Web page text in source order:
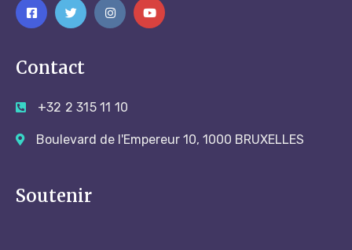
Contact
+32 2 315 11 10
Boulevard de l'Empereur 10, 1000 BRUXELLES
Soutenir